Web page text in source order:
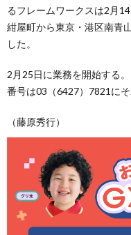
るフレームワークスは2月
紺屋町から東京・港区南青
した。
2月25日に業務を開始する
番号は03（6427）7821にそ
（藤原秀行）